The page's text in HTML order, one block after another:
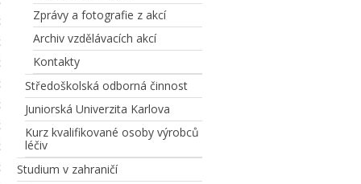
Zprávy a fotografie z akcí
Archiv vzdělávacích akcí
Kontakty
Středoškolská odborná činnost
Juniorská Univerzita Karlova
Kurz kvalifikované osoby výrobců
léčiv
Studium v zahraničí